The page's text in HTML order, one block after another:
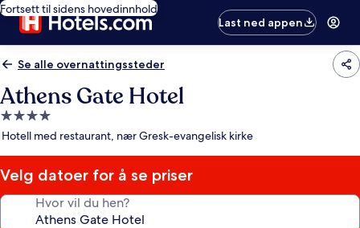
Fortsett til sidens hovedinnhold
Last ned appen
Se alle overnattingssteder
Athens Gate Hotel
Overnattingssted
med
stjerner
Hotell med restaurant, nær Gresk-evangelisk kirke
Velg datoer for å se priser
Hvor vil du hen?